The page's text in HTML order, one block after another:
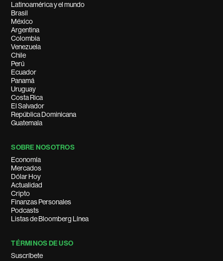
Latinoamérica y el mundo
Brasil
México
Argentina
Colombia
Venezuela
Chile
Perú
Ecuador
Panamá
Uruguay
Costa Rica
El Salvador
República Dominicana
Guatemala
SOBRE NOSOTROS
Economía
Mercados
Dólar Hoy
Actualidad
Cripto
Finanzas Personales
Podcasts
Listas de Bloomberg Línea
TÉRMINOS DE USO
Suscríbete